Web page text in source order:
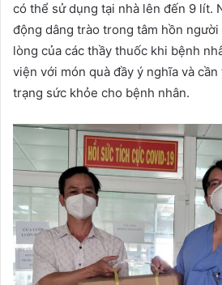
có thể sử dụng tại nhà lên đến 9 lít.
động dâng trào trong tâm hồn
lòng của các thầy thuốc khi bệnh
viện với món quà đầy ý nghĩa và
trạng sức khỏe cho bệnh nhân.